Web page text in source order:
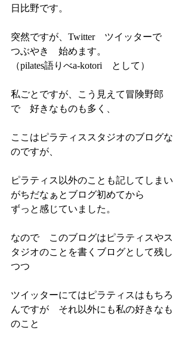
日比野です。
突然ですが、Twitter　ツイッターで
つぶやき　始めます。
（pilates語りべa-kotori　として）
私ごとですが、こう見えて冒険野郎
で　好きなものも多く、
ここはピラティススタジオのブログな
のですが、
ピラティス以外のことも記してしまい
がちだなぁとブログ初めてから
ずっと感じていました。
なので　このブログはピラティスやス
タジオのことを書くブログとして残し
つつ
ツイッターにてはピラティスはもちろ
んですが　それ以外にも私の好きなも
のこと